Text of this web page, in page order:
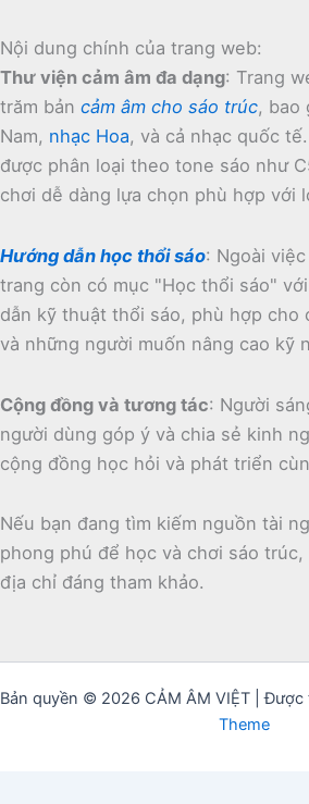
Nội dung chính của trang web:
Thư viện cảm âm đa dạng: Trang
trăm bản cảm âm cho sáo trúc, bao
Nam, nhạc Hoa, và cả nhạc quốc tế.
được phân loại theo tone sáo như
chơi dễ dàng lựa chọn phù hợp với
Hướng dẫn học thổi sáo: Ngoài
trang còn có mục "Học thổi sáo"
dẫn kỹ thuật thổi sáo, phù hợp cho
và những người muốn nâng cao kỹ
Cộng đồng và tương tác: Người
người dùng góp ý và chia sẻ kinh
cộng đồng học hỏi và phát triển
Nếu bạn đang tìm kiếm nguồn tài
phong phú để học và chơi sáo trúc,
địa chỉ đáng tham khảo.
Bản quyền © 2026 CẢM ÂM VIỆT | Được
Theme